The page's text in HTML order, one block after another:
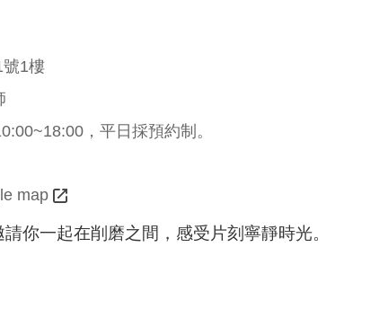
1樓
，平日採預約制。
map
你一起在削磨之間，感受片刻寧靜時光。